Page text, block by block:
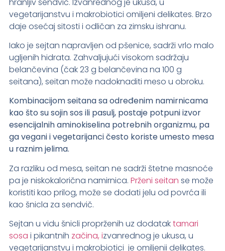
vegetarijanstvu i makrobiotici omiljeni delikates. Brzo
daje osećaj sitosti i odličan za zimsku ishranu.
Iako je sejtan napravljen od pšenice, sadrži vrlo malo
ugljenih hidrata. Zahvaljujući visokom sadržaju
belančevina (čak 23 g belančevina na 100 g
seitana), seitan može nadoknaditi meso u obroku.
Kombinacijom seitana sa određenim namirnicama
kao što su sojin sos ili pasulj, postaje potpuni izvor
esencijalnih aminokiselina potrebnih organizmu, pa
ga vegani i vegetarijanci često koriste umesto mesa
u raznim jelima.
Za razliku od mesa, seitan ne sadrži štetne masnoće
pa je niskokalorična namirnica. Prženi seitan se može
koristiti kao prilog, može se dodati jelu od povrća ili
kao šnicla za sendvič.
Sejtan u vidu šnicli proprženih uz dodataktamari
sosa i pikantnih začina, izvanrednog je ukusa, u
vegetarijanstvu i makrobiotici je omiljenii delikates.